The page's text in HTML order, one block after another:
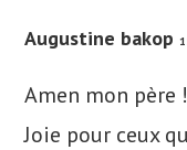
Augustine bakop
Amen mon père !
Joie pour ceux